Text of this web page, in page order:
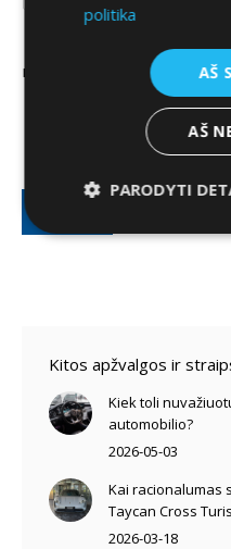
o
t
v
a
Sutinku, jog mano
manimi susisiekti
y
k
taisyklėmis
Kitos apžvalgos ir
Kiek toli
automobilio?
2026-05-03
Kai racionalumas
Taycan Cross
2026-03-18
politika
AŠ
AŠ
PARODYTI